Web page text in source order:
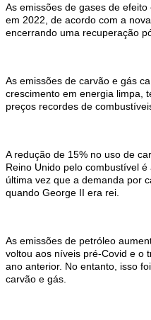
As emissões de gases de
em 2022, de acordo com a
encerrando uma recuperação
As emissões de carvão e gás
crescimento em energia limpa,
preços recordes de
A redução de 15% no uso de
Reino Unido pelo combustível
última vez que a demanda por
quando George II era rei.
As emissões de petróleo
voltou aos níveis pré-Covid e o
ano anterior. No entanto, isso
carvão e gás.